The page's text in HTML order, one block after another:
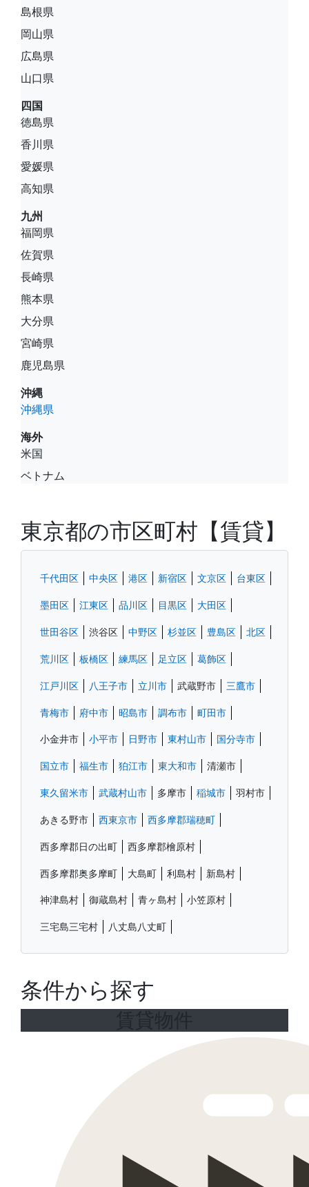
島根県
岡山県
広島県
山口県
四国
徳島県
香川県
愛媛県
高知県
九州
福岡県
佐賀県
長崎県
熊本県
大分県
宮崎県
鹿児島県
沖縄
沖縄県
海外
米国
ベトナム
東京都の市区町村【賃貸】
千代田区 中央区 港区 新宿区 文京区 台東区
墨田区 江東区 品川区 目黒区 大田区
世田谷区 渋谷区 中野区 杉並区 豊島区 北区
荒川区 板橋区 練馬区 足立区 葛飾区
江戸川区 八王子市 立川市 武蔵野市 三鷹市
青梅市 府中市 昭島市 調布市 町田市
小金井市 小平市 日野市 東村山市 国分寺市
国立市 福生市 狛江市 東大和市 清瀬市
東久留米市 武蔵村山市 多摩市 稲城市 羽村市
あきる野市 西東京市 西多摩郡瑞穂町
西多摩郡日の出町 西多摩郡檜原村
西多摩郡奥多摩町 大島町 利島村 新島村
神津島村 御蔵島村 青ヶ島村 小笠原村
三宅島三宅村 八丈島八丈町
条件から探す
賃貸物件